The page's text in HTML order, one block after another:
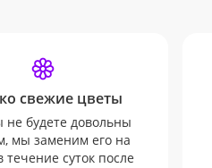
свежие цветы
не будете довольны
мы заменим его на
течение суток после